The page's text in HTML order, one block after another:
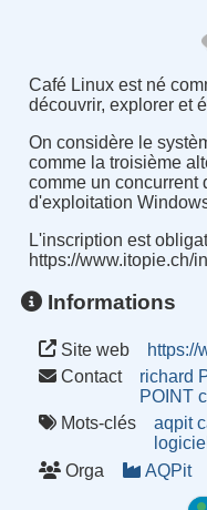
Café Linux est né
découvrir, explorer et
On considère le
comme la troisième
comme un concurrent
d'exploitation
L'inscription est
https://www.itopie.ch/
Informations
Site web
https://
Contact
richard
POINT
Mots-clés
aqpit
Orga
AQPit